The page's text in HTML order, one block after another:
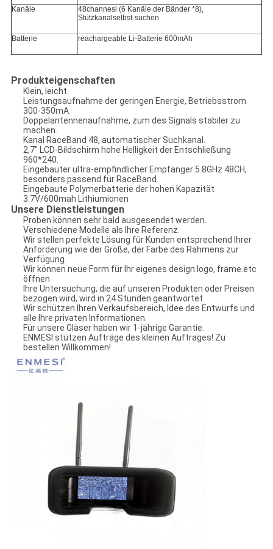
Kanäle
48channesl (6 Kanäle der Bänder *8),
Stützkanalselbst-suchen
Batterie reachargeable Li-Batterie 600mAh
Produkteigenschaften
Klein, leicht.
Leistungsaufnahme der geringen Energie, Betriebsstrom
300-350mA.
Doppelantennenaufnahme, zum des Signals stabiler zu
machen.
Kanal RaceBand 48, automatischer Suchkanal.
2,7" LCD-Bildschirm hohe Helligkeit der Entschließung
960*240.
Eingebauter ultra-empfindlicher Empfänger 5.8GHz 48CH,
besonders passend für RaceBand.
Eingebaute Polymerbatterie der hohen Kapazität
3.7V/600mah Lithiumionen
Unsere Dienstleistungen
Proben können sehr bald ausgesendet werden.
Verschiedene Modelle als Ihre Referenz.
Wir stellen perfekte Lösung für Kunden entsprechend Ihrer
Anforderung wie der Größe, der Farbe des Rahmens zur
Verfügung.
Wir können neue Form für Ihr eigenes design.logo, frame.etc
öffnen
Ihre Untersuchung, die auf unseren Produkten oder Preisen
bezogen wird, wird in 24 Stunden geantwortet.
Wir schützen Ihren Verkaufsbereich, Idee des Entwurfs und
alle Ihre privaten Informationen.
Für unsere Gläser haben wir 1-jährige Garantie.
ENMESI stützen Aufträge des kleinen Auftrages! Zu
bestellen Willkommen!